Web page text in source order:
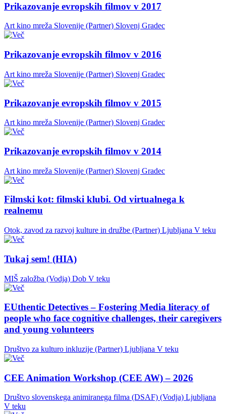
Prikazovanje evropskih filmov v 2017
Art kino mreža Slovenije (Partner) Slovenj Gradec
Prikazovanje evropskih filmov v 2016
Art kino mreža Slovenije (Partner) Slovenj Gradec
Prikazovanje evropskih filmov v 2015
Art kino mreža Slovenije (Partner) Slovenj Gradec
Prikazovanje evropskih filmov v 2014
Art kino mreža Slovenije (Partner) Slovenj Gradec
Filmski kot: filmski klubi. Od virtualnega k
realnemu
Otok, zavod za razvoj kulture in družbe (Partner) Ljubljana V teku
Tukaj sem! (HIA)
MIŠ založba (Vodja) Dob V teku
EUthentic Detectives – Fostering Media literacy of
people who face cognitive challenges, their caregivers
and young volunteers
Društvo za kulturo inkluzije (Partner) Ljubljana V teku
CEE Animation Workshop (CEE AW) – 2026
Društvo slovenskega animiranega filma (DSAF) (Vodja) Ljubljana
V teku